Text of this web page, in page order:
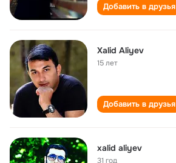
Добавить в друзья
Xalid Aliyev
15 лет
Добавить в друзья
xalid aliyev
31 год